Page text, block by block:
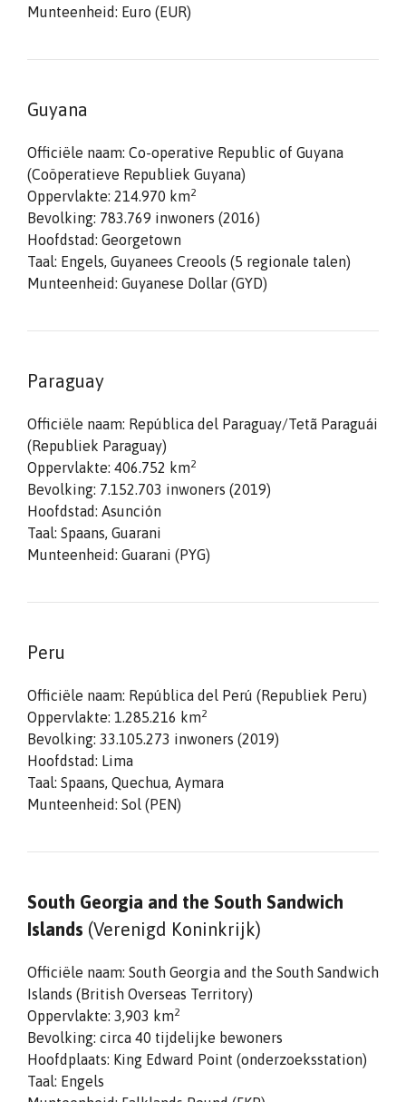
Munteenheid: Euro (EUR)
Guyana
Officiële naam: Co-operative Republic of Guyana
(Coöperatieve Republiek Guyana)
Oppervlakte: 214.970 km2
Bevolking: 783.769 inwoners (2016)
Hoofdstad: Georgetown
Taal: Engels, Guyanees Creools (5 regionale talen)
Munteenheid: Guyanese Dollar (GYD)
Paraguay
Officiële naam: República del Paraguay/Tetã Paraguái
(Republiek Paraguay)
Oppervlakte: 406.752 km2
Bevolking: 7.152.703 inwoners (2019)
Hoofdstad: Asunción
Taal: Spaans, Guarani
Munteenheid: Guarani (PYG)
Peru
Officiële naam: República del Perú (Republiek Peru)
Oppervlakte: 1.285.216 km2
Bevolking: 33.105.273 inwoners (2019)
Hoofdstad: Lima
Taal: Spaans, Quechua, Aymara
Munteenheid: Sol (PEN)
South Georgia and the South Sandwich
Islands (Verenigd Koninkrijk)
Officiële naam: South Georgia and the South Sandwich
Islands (British Overseas Territory)
Oppervlakte: 3,903 km2
Bevolking: circa 40 tijdelijke bewoners
Hoofdplaats: King Edward Point (onderzoeksstation)
Taal: Engels